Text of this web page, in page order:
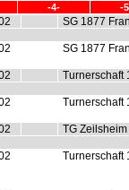
-4- -
SG 1877
SG 1877
Turnerschaft
Turnerschaft
TG Zeilsheim
Turnerschaft